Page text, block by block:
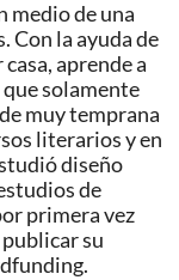
medio de una
Con la ayuda de
aprende a
solamente
muy temprana
literarios y en
diseño
de
primera vez
su